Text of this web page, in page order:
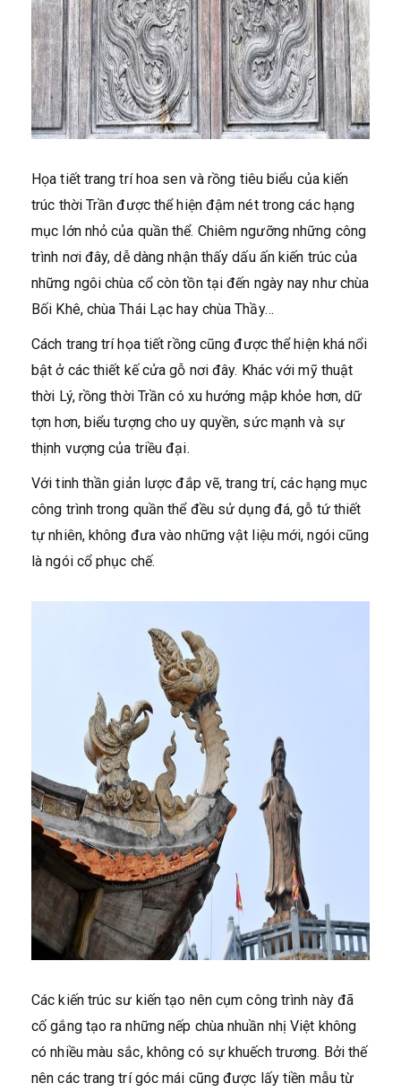
Họa tiết trang trí hoa sen và rồng tiêu biểu của kiến
trúc thời Trần được thể hiện đậm nét trong các hạng
mục lớn nhỏ của quần thể. Chiêm ngưỡng những công
trình nơi đây, dễ dàng nhận thấy dấu ấn kiến trúc của
những ngôi chùa cổ còn tồn tại đến ngày nay như chùa
Bối Khê, chùa Thái Lạc hay chùa Thầy…
Cách trang trí họa tiết rồng cũng được thể hiện khá nổi
bật ở các thiết kế cửa gỗ nơi đây. Khác với mỹ thuật
thời Lý, rồng thời Trần có xu hướng mập khỏe hơn, dữ
tợn hơn, biểu tượng cho uy quyền, sức mạnh và sự
thịnh vượng của triều đại.
Với tinh thần giản lược đắp vẽ, trang trí, các hạng mục
công trình trong quần thể đều sử dụng đá, gỗ tứ thiết
tự nhiên, không đưa vào những vật liệu mới, ngói cũng
là ngói cổ phục chế.
Các kiến trúc sư kiến tạo nên cụm công trình này đã
cố gắng tạo ra những nếp chùa nhuần nhị Việt không
có nhiều màu sắc, không có sự khuếch trương. Bởi thế
nên các trang trí góc mái cũng được lấy tiền mẫu từ